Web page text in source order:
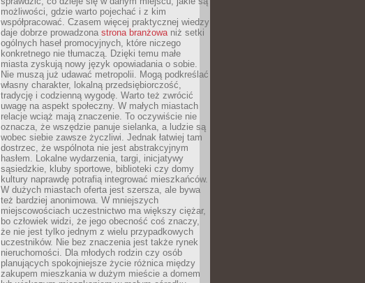
możliwości, gdzie warto pojechać i z kim
współpracować. Czasem więcej praktycznej wiedzy
daje dobrze prowadzona strona branżowaniż setki
ogólnych haseł promocyjnych, które niczego
konkretnego nie tłumaczą. Dzięki temu małe
miasta zyskują nowy język opowiadania o sobie.
Nie muszą już udawać metropolii. Mogą podkreślać
własny charakter, lokalną przedsiębiorczość,
tradycję i codzienną wygodę. Warto też zwrócić
uwagę na aspekt społeczny. W małych miastach
relacje wciąż mają znaczenie. To oczywiście nie
oznacza, że wszędzie panuje sielanka, a ludzie są
wobec siebie zawsze życzliwi. Jednak łatwiej tam
dostrzec, że wspólnota nie jest abstrakcyjnym
hasłem. Lokalne wydarzenia, targi, inicjatywy
sąsiedzkie, kluby sportowe, biblioteki czy domy
kultury naprawdę potrafią integrować mieszkańców.
W dużych miastach oferta jest szersza, ale bywa
też bardziej anonimowa. W mniejszych
miejscowościach uczestnictwo ma większy ciężar,
bo człowiek widzi, że jego obecność coś znaczy,
że nie jest tylko jednym z wielu przypadkowych
uczestników. Nie bez znaczenia jest także rynek
nieruchomości. Dla młodych rodzin czy osób
planujących spokojniejsze życie różnica między
zakupem mieszkania w dużym mieście a domem